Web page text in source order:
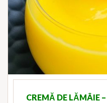
CREMĂ DE LĂMÂIE